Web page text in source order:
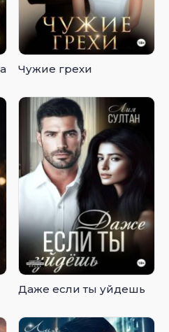
Чужие грехи
Даже если ты уйдешь